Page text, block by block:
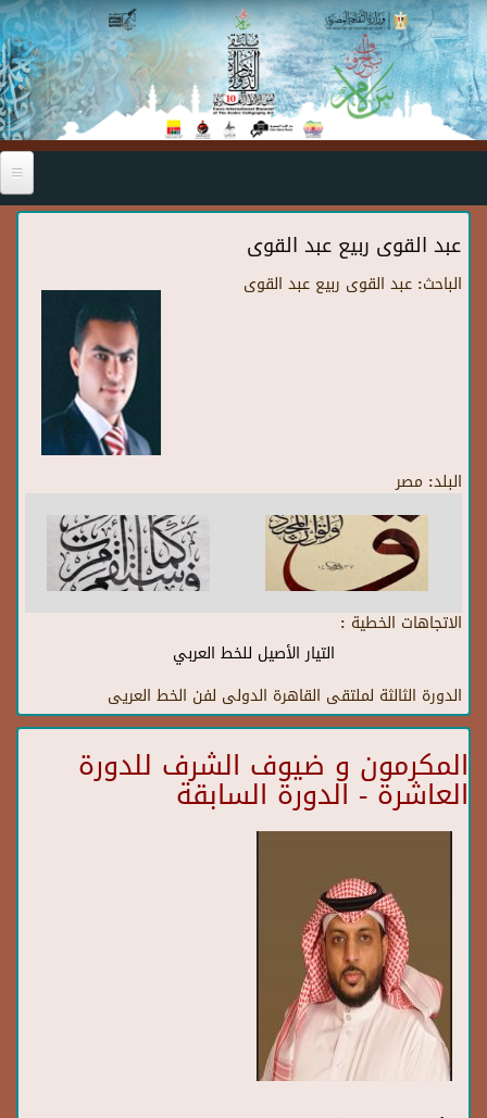
Skip to main content
عبد القوى ربيع عبد القوى
الباحث: عبد القوى ربيع عبد القوى
البلد: مصر
الاتجاهات الخطية :
التيار الأصيل للخط العربي
الدورة الثالثة لملتقى القاهرة الدولى لفن الخط العريى
المكرمون و ضيوف الشرف للدورة
العاشرة - الدورة السابقة